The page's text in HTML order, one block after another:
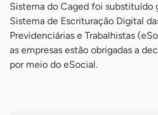
Sistema do Caged foi substituído
Sistema de Escrituração Digital
Previdenciárias e Trabalhistas
as empresas estão obrigadas a
por meio do eSocial.